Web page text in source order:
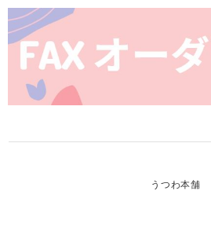
うつわ本舗